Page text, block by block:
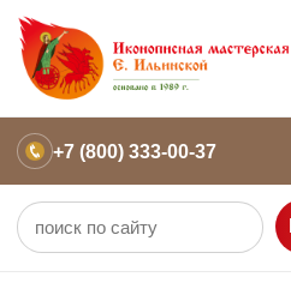
+7 (800) 333-00-37